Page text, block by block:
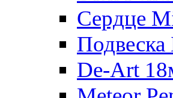
Сердце
Подвеска
De-Art